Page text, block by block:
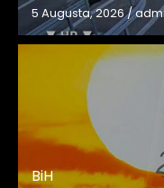
5 Augusta, 2026/
BiH